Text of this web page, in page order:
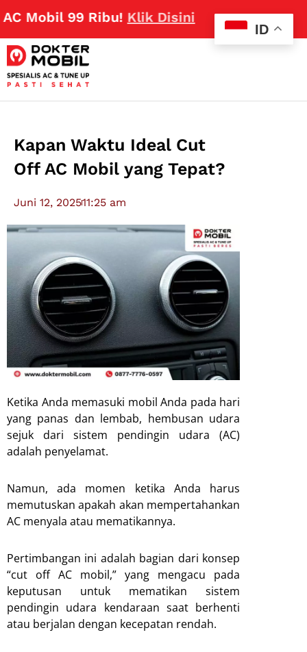
99 Ribu! Klik Disini
Kapan Waktu Ideal Cut
Off AC Mobil yang Tepat?
Juni 12, 202511:25 am
Ketika Anda memasuki mobil Anda pada hari
yang panas dan lembab, hembusan udara
sejuk dari sistem pendingin udara (AC)
adalah penyelamat.
Namun, ada momen ketika Anda harus
memutuskan apakah akan mempertahankan
AC menyala atau mematikannya.
Pertimbangan ini adalah bagian dari konsep
“cut off AC mobil,” yang mengacu pada
keputusan untuk mematikan sistem
pendingin udara kendaraan saat berhenti
atau berjalan dengan kecepatan rendah.
ID